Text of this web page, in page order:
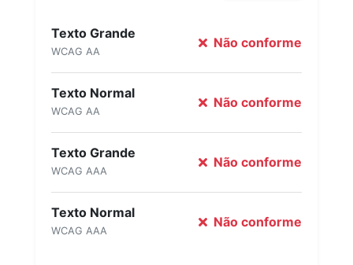
Texto Grande
WCAG AA
Não conforme
Texto Normal
WCAG AA
Não conforme
Texto Grande
WCAG AAA
Não conforme
Texto Normal
WCAG AAA
Não conforme